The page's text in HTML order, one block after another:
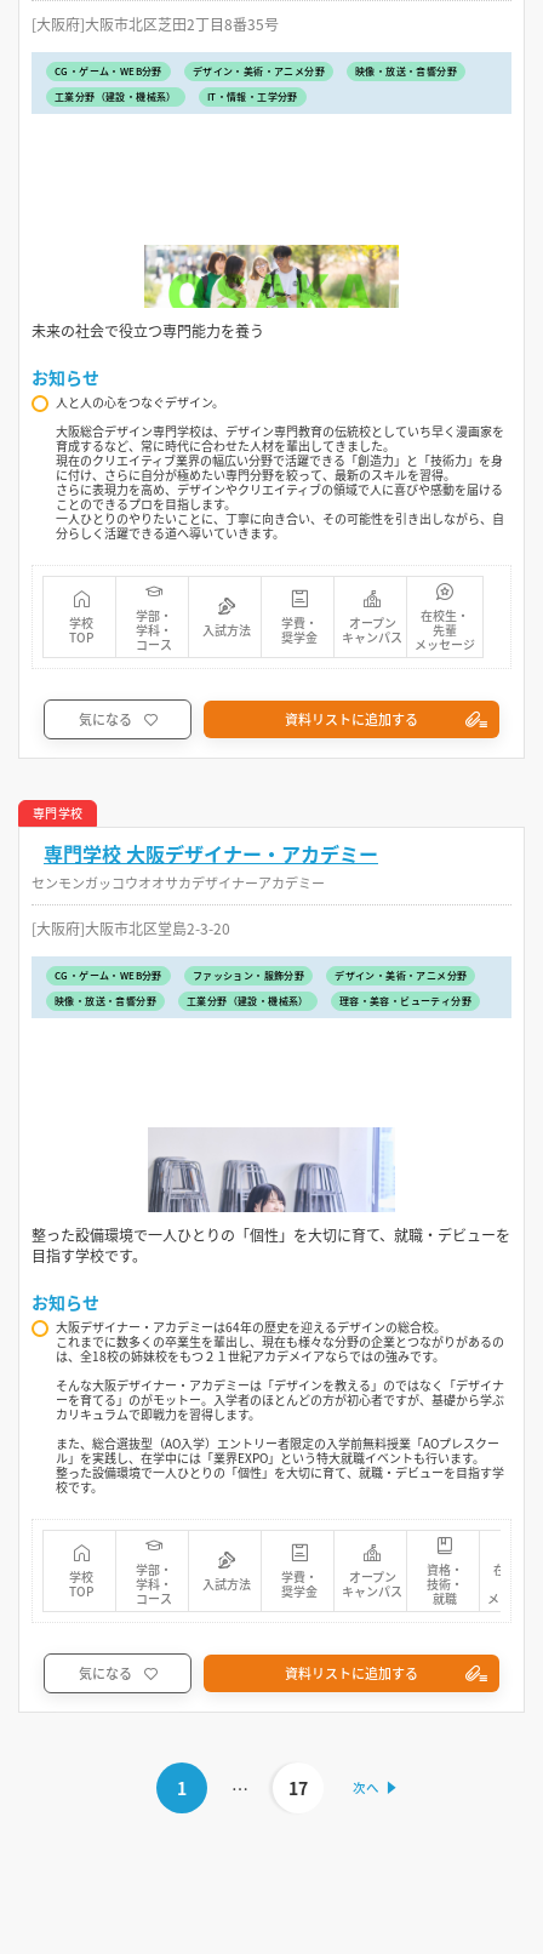
[大阪府]大阪市北区芝田2丁目8番35号
CG・ゲーム・WEB分野 デザイン・美術・アニメ分野
映像・放送・音響分野
工業分野（建設・機械系）
IT・情報・工学分野
未来の社会で役立つ専門能力を養う
お知らせ
人と人の心をつなぐデザイン。
大阪総合デザイン専門学校は、デザイン専門教育の伝統校としていち早く漫画家を
育成するなど、常に時代に合わせた人材を輩出してきました。
現在のクリエイティブ業界の幅広い分野で活躍できる「創造力」と「技術力」を身
に付け、さらに自分が極めたい専門分野を絞って、最新のスキルを習得。
さらに表現力を高め、デザインやクリエイティブの領域で人に喜びや感動を届ける
ことのできるプロを目指します。
一人ひとりのやりたいことに、丁寧に向き合い、その可能性を引き出しながら、自
分らしく活躍できる道へ導いていきます。
学校
TOP
学部・
学科・
コース
入試方法
学費・
奨学金
オープン
キャンパス
在校生・
先輩
メッセージ
気になる 資料リストに追加する
専門学校
専門学校 大阪デザイナー・アカデミー
センモンガッコウオオサカデザイナーアカデミー
[大阪府]大阪市北区堂島2-3-20
CG・ゲーム・WEB分野 ファッション・服飾分野
デザイン・美術・アニメ分野
映像・放送・音響分野
工業分野（建設・機械系） 理容・美容・ビューティ分野
整った設備環境で一人ひとりの「個性」を大切に育て、就職・デビューを
目指す学校です。
お知らせ
大阪デザイナー・アカデミーは64年の歴史を迎えるデザインの総合校。
これまでに数多くの卒業生を輩出し、現在も様々な分野の企業とつながりがあるの
は、全18校の姉妹校をもつ２１世紀アカデメイアならではの強みです。
そんな大阪デザイナー・アカデミーは「デザインを教える」のではなく「デザイナ
ーを育てる」のがモットー。入学者のほとんどの方が初心者ですが、基礎から学ぶ
カリキュラムで即戦力を習得します。
また、総合選抜型（AO入学）エントリー者限定の入学前無料授業「AOプレスクー
ル」を実践し、在学中には「業界EXPO」という特大就職イベントも行います。
整った設備環境で一人ひとりの「個性」を大切に育て、就職・デビューを目指す学
校です。
学校
TOP
学部・
学科・
コース
入試方法
学費・
奨学金
オープン
キャンパス
資格・
技術・
就職
在校生・
先輩
メッセー
気になる 資料リストに追加する
1 … 17